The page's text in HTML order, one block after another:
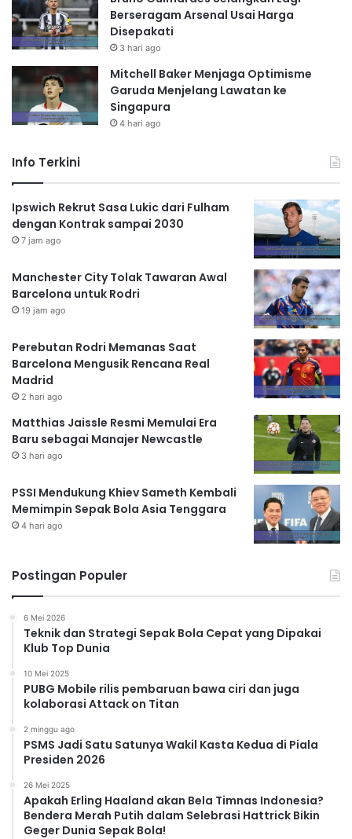
Berseragam Arsenal Usai Harga
Disepakati
3 hari ago
Mitchell Baker Menjaga Optimisme
Garuda Menjelang Lawatan ke
Singapura
4 hari ago
Info Terkini
Ipswich Rekrut Sasa Lukic dari Fulham
dengan Kontrak sampai 2030
7 jam ago
Manchester City Tolak Tawaran Awal
Barcelona untuk Rodri
19 jam ago
Perebutan Rodri Memanas Saat
Barcelona Mengusik Rencana Real
Madrid
2 hari ago
Matthias Jaissle Resmi Memulai Era
Baru sebagai Manajer Newcastle
3 hari ago
PSSI Mendukung Khiev Sameth Kembali
Memimpin Sepak Bola Asia Tenggara
4 hari ago
Postingan Populer
6 Mei 2026
Teknik dan Strategi Sepak Bola Cepat yang Dipakai
Klub Top Dunia
10 Mei 2025
PUBG Mobile rilis pembaruan bawa ciri dan juga
kolaborasi Attack on Titan
2 minggu ago
PSMS Jadi Satu Satunya Wakil Kasta Kedua di Piala
Presiden 2026
26 Mei 2025
Apakah Erling Haaland akan Bela Timnas Indonesia?
Bendera Merah Putih dalam Selebrasi Hattrick Bikin
Geger Dunia Sepak Bola!